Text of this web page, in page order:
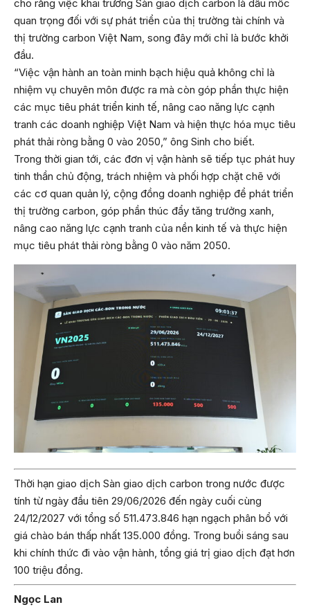
cho rằng việc khai trương Sàn giao dịch carbon là dấu mốc
quan trọng đối với sự phát triển của thị trường tài chính và
thị trường carbon Việt Nam, song đây mới chỉ là bước khởi
đầu.
“Việc vận hành an toàn minh bạch hiệu quả không chỉ là
nhiệm vụ chuyên môn được ra mà còn góp phần thực hiện
các mục tiêu phát triển kinh tế, nâng cao năng lực cạnh
tranh các doanh nghiệp Việt Nam và hiện thực hóa mục tiêu
phát thải ròng bằng 0 vào 2050,” ông Sinh cho biết.
Trong thời gian tới, các đơn vị vận hành sẽ tiếp tục phát huy
tinh thần chủ động, trách nhiệm và phối hợp chặt chẽ với
các cơ quan quản lý, cộng đồng doanh nghiệp để phát triển
thị trường carbon, góp phần thúc đẩy tăng trưởng xanh,
nâng cao năng lực cạnh tranh của nền kinh tế và thực hiện
mục tiêu phát thải ròng bằng 0 vào năm 2050.
Thời hạn giao dịch Sàn giao dịch carbon trong nước được
tính từ ngày đầu tiên 29/06/2026 đến ngày cuối cùng
24/12/2027 với tổng số 511.473.846 hạn ngạch phân bổ với
giá chào bán thấp nhất 135.000 đồng. Trong buổi sáng sau
khi chính thức đi vào vận hành, tổng giá trị giao dịch đạt hơn
100 triệu đồng.
Ngọc Lan